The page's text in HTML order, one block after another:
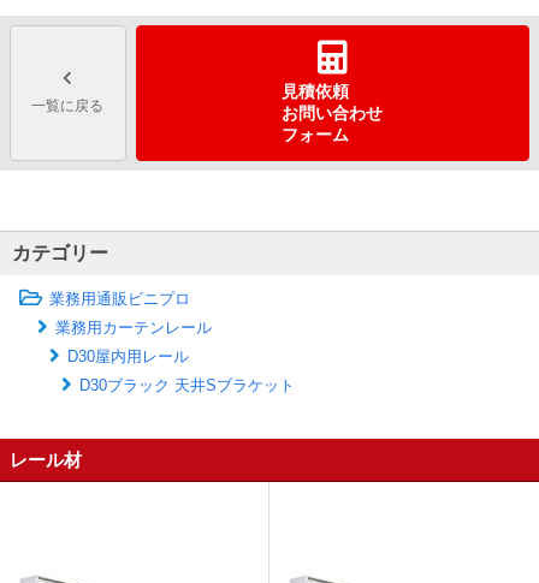
一覧に戻る
見積依頼
お問い合わせ
フォーム
カテゴリー
業務用通販ビニプロ
業務用カーテンレール
D30屋内用レール
D30ブラック 天井Sブラケット
レール材